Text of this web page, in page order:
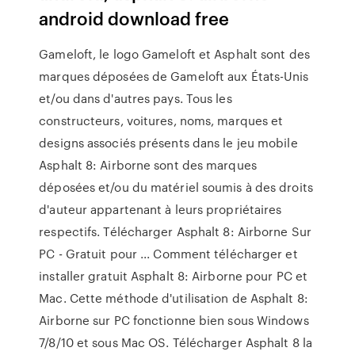
android download free
Gameloft, le logo Gameloft et Asphalt sont des
marques déposées de Gameloft aux États-Unis
et/ou dans d'autres pays. Tous les
constructeurs, voitures, noms, marques et
designs associés présents dans le jeu mobile
Asphalt 8: Airborne sont des marques
déposées et/ou du matériel soumis à des droits
d'auteur appartenant à leurs propriétaires
respectifs. Télécharger Asphalt 8: Airborne Sur
PC - Gratuit pour ... Comment télécharger et
installer gratuit Asphalt 8: Airborne pour PC et
Mac. Cette méthode d'utilisation de Asphalt 8:
Airborne sur PC fonctionne bien sous Windows
7/8/10 et sous Mac OS. Télécharger Asphalt 8 la